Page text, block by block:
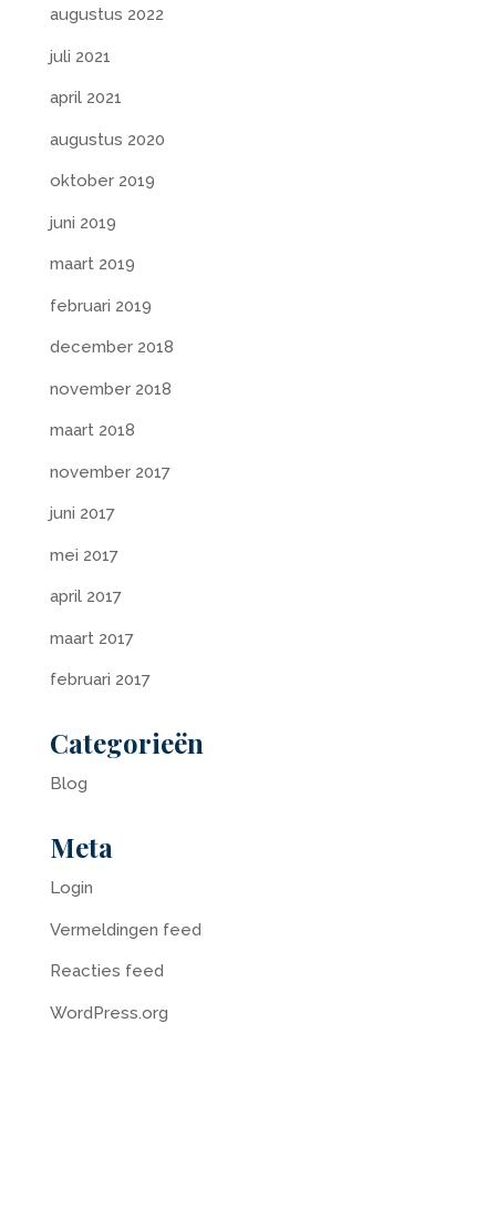
augustus 2022
juli 2021
april 2021
augustus 2020
oktober 2019
juni 2019
maart 2019
februari 2019
december 2018
november 2018
maart 2018
november 2017
juni 2017
mei 2017
april 2017
maart 2017
februari 2017
Categorieën
Blog
Meta
Login
Vermeldingen feed
Reacties feed
WordPress.org